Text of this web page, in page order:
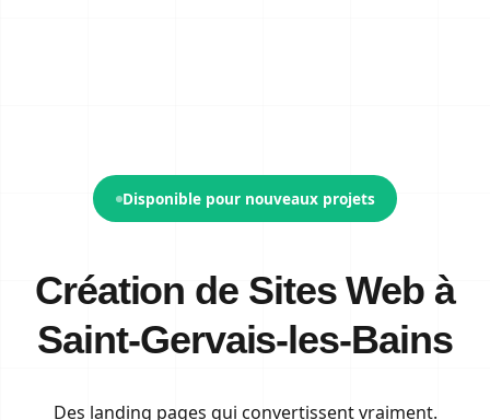
Disponible pour nouveaux projets
Création de Sites Web à
Saint-Gervais-les-Bains
Des landing pages qui convertissentvraiment.